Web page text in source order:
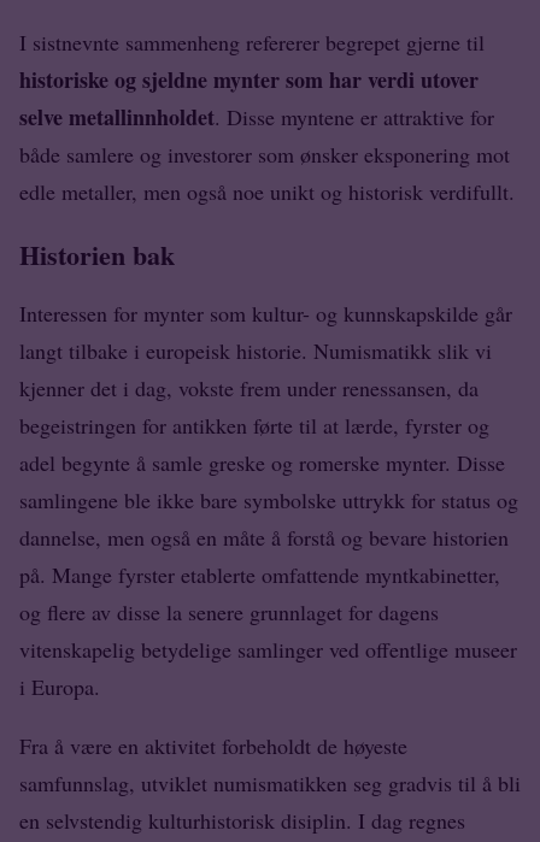
I sistnevnte sammenheng refererer begrepet gjerne til
historiske og sjeldne mynter som har verdi utover
selve metallinnholdet. Disse myntene er attraktive for
både samlere og investorer som ønsker eksponering mot
edle metaller, men også noe unikt og historisk verdifullt.
Historien bak
Interessen for mynter som kultur- og kunnskapskilde går
langt tilbake i europeisk historie. Numismatikk slik vi
kjenner det i dag, vokste frem under renessansen, da
begeistringen for antikken førte til at lærde, fyrster og
adel begynte å samle greske og romerske mynter. Disse
samlingene ble ikke bare symbolske uttrykk for status og
dannelse, men også en måte å forstå og bevare historien
på. Mange fyrster etablerte omfattende myntkabinetter,
og flere av disse la senere grunnlaget for dagens
vitenskapelig betydelige samlinger ved offentlige museer
i Europa.
Fra å være en aktivitet forbeholdt de høyeste
samfunnslag, utviklet numismatikken seg gradvis til å bli
en selvstendig kulturhistorisk disiplin. I dag regnes